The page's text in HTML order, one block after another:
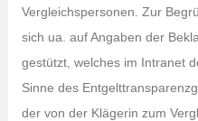
Vergleichspersonen. Zur
sich ua. auf Angaben der
gestützt, welches im Intranet
Sinne des
der von der Klägerin zum